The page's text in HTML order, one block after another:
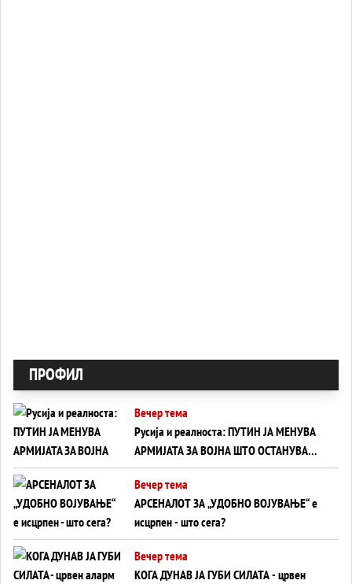
ПРОФИЛ
Вечер тема
Русија и реалноста: ПУТИН ЈА МЕНУВА
АРМИЈАТА ЗА ВОЈНА ШТО ОСТАНУВА
БЕЗ ФРОНТ
Вечер тема
АРСЕНАЛОТ ЗА „УДОБНО ВОЈУВАЊЕ“ е
исцрпен - што сега?
Вечер тема
КОГА ДУНАВ ЈА ГУБИ СИЛАТА - црвен